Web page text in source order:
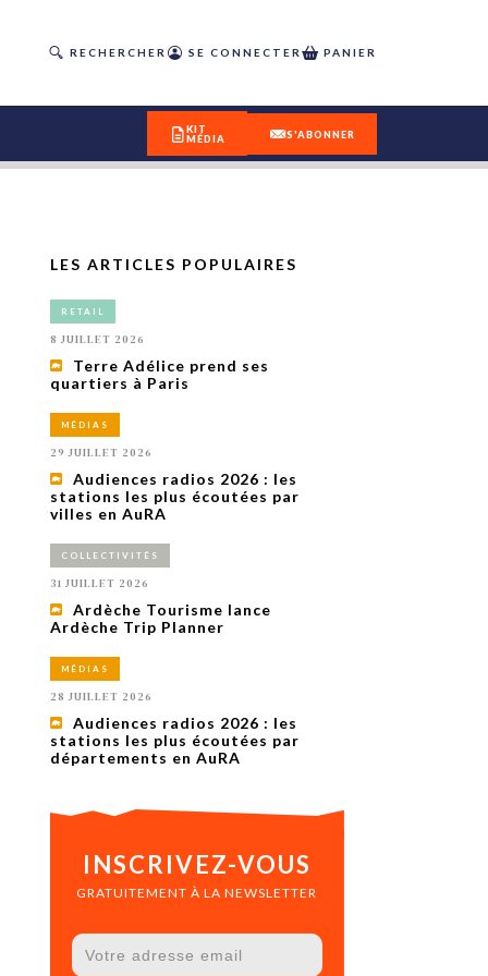
RECHERCHER SE CONNECTER PANIER
de
sur
1 AN
KIT
MÉDIA
S'ABONNER
LES ARTICLES POPULAIRES
RETAIL
8 JUILLET 2026
Terre Adélice prend ses
quartiers à Paris
MÉDIAS
29 JUILLET 2026
Audiences radios 2026 : les
stations les plus écoutées par
villes en AuRA
COLLECTIVITÉS
31 JUILLET 2026
Ardèche Tourisme lance
Ardèche Trip Planner
MÉDIAS
28 JUILLET 2026
Audiences radios 2026 : les
stations les plus écoutées par
départements en AuRA
INSCRIVEZ-VOUS
GRATUITEMENT À LA NEWSLETTER